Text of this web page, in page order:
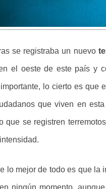
se registraba un nuevo
el oeste de este país y
lo cierto es que
que viven en
que se registren
lo mejor de todo es que
ningún momento,